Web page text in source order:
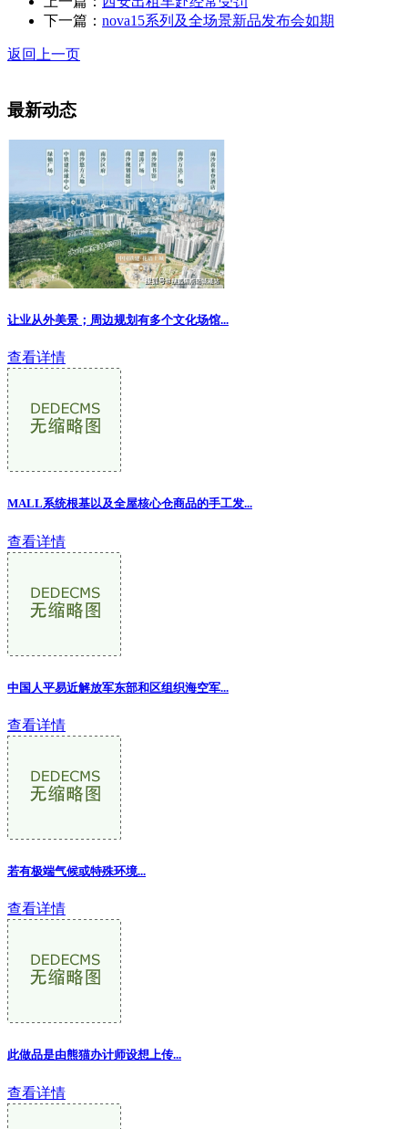
下一篇： nova15系列及全场景新品发布会如期
返回上一页
最新动态
让业从外美景；周边规划有多个文化场馆...
查看详情
MALL系统根基以及全屋核心仓商品的手工发...
查看详情
中国人平易近解放军东部和区组织海空军...
查看详情
若有极端气候或特殊环境...
查看详情
此做品是由熊猫办计师设想上传...
查看详情